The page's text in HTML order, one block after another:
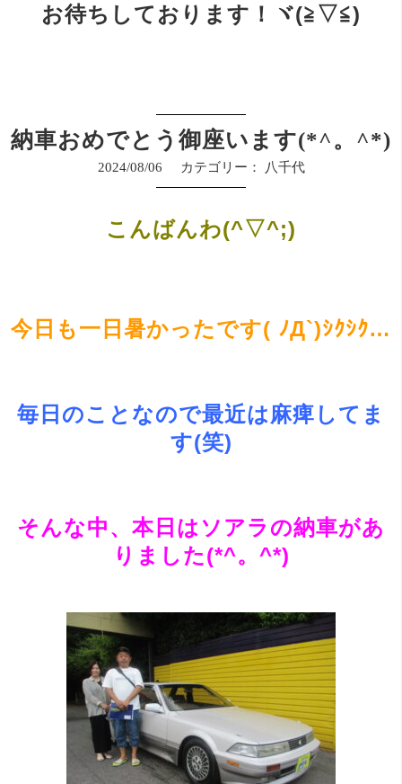
お待ちしております！ヾ(≧▽≦)
納車おめでとう御座います(*^。^*)
2024/08/06 カテゴリー： 八千代
こんばんわ(^▽^;)
今日も一日暑かったです( ﾉД`)ｼｸｼｸ…
毎日のことなので最近は麻痺してま
す(笑)
そんな中、本日はソアラの納車があ
りました(*^。^*)